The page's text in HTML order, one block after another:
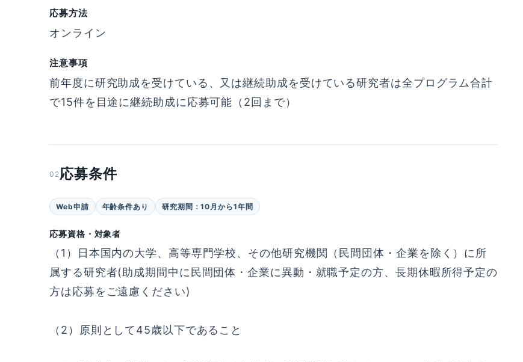
応募方法
オンライン
注意事項
前年度に研究助成を受けている、又は継続助成を受けている研究者は全プログラム合計
で15件を目途に継続助成に応募可能（2回まで）
02 応募条件
Web申請 年齢条件あり 研究期間：10月から1年間
応募資格・対象者
（1）日本国内の大学、高等専門学校、その他研究機関（民間団体・企業を除く）に所
属する研究者(助成期間中に民間団体・企業に異動・就職予定の方、長期休暇所得予定の
方は応募をご遠慮ください)
（2）原則として45歳以下であること